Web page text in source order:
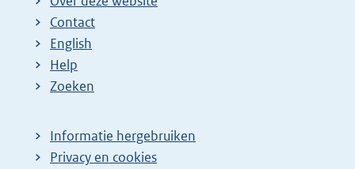
Contact
English
Help
Zoeken
Informatie hergebruiken
Privacy en cookies